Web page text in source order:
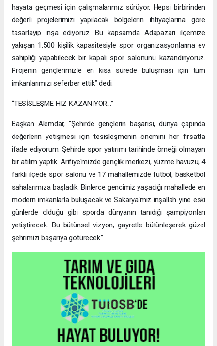
hayata geçmesi için çalışmalarımız sürüyor. Hepsi birbirinden
değerli projelerimizi yapılacak bölgelerin ihtiyaçlarına göre
tasarlayıp inşa ediyoruz. Bu kapsamda Adapazarı ilçemize
yakışan 1.500 kişilik kapasitesiyle spor organizasyonlarına ev
sahipliği yapabilecek bir kapalı spor salonunu kazandırıyoruz.
Projenin gençlerimizle en kısa sürede buluşması için tüm
imkanlarımızı seferber ettik” dedi.
“TESİSLEŞME HIZ KAZANIYOR…”
Başkan Alemdar, “Şehirde gençlerin başarısı, dünya çapında
değerlerin yetişmesi için tesisleşmenin önemini her fırsatta
ifade ediyorum. Şehirde spor yatırımı tarihinde örneği olmayan
bir atılım yaptık. Arifiye'mizde gençlik merkezi, yüzme havuzu, 4
farklı ilçede spor salonu ve 17 mahallemizde futbol, basketbol
sahalarımıza başladık. Binlerce gencimiz yaşadığı mahallede en
modern imkanlarla buluşacak ve Sakarya'mız inşallah yine eski
günlerde olduğu gibi sporda dünyanın tanıdığı şampiyonları
yetiştirecek. Bu bütünsel vizyon, gayretle bütünleşerek güzel
şehrimizi başarıya götürecek.”